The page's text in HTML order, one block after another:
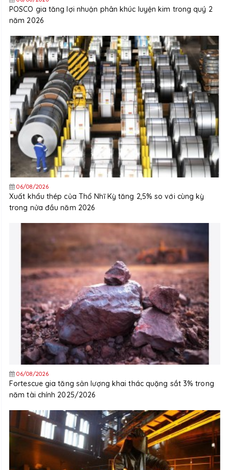
POSCO gia tăng lợi nhuận phân khúc luyện kim trong quý 2
năm 2026
06/08/2026
Xuất khẩu thép của Thổ Nhĩ Kỳ tăng 2,5% so với cùng kỳ
trong nửa đầu năm 2026
06/08/2026
Fortescue gia tăng sản lượng khai thác quặng sắt 3% trong
năm tài chính 2025/2026